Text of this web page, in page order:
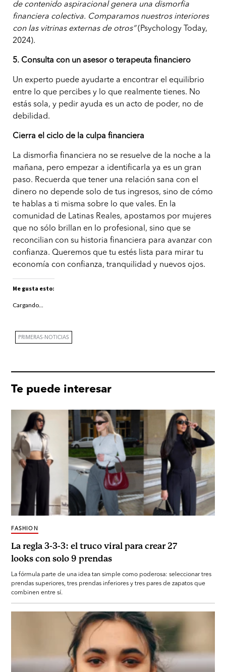
de contenido aspiracional genera una dismorfia
financiera colectiva. Comparamos nuestros interiores
con las vitrinas externas de otros”(Psychology Today,
2024).
5. Consulta con un asesor o terapeuta financiero
Un experto puede ayudarte a encontrar el equilibrio
entre lo que percibes y lo que realmente tienes. No
estás sola, y pedir ayuda es un acto de poder, no de
debilidad.
Cierra el ciclo de la culpa financiera
La dismorfia financiera no se resuelve de la noche a la
mañana, pero empezar a identificarla ya es un gran
paso. Recuerda que tener una relación sana con el
dinero no depende solo de tus ingresos, sino de cómo
te hablas a ti misma sobre lo que vales. En la
comunidad de Latinas Reales, apostamos por mujeres
que no sólo brillan en lo profesional, sino que se
reconcilian con su historia financiera para avanzar con
confianza. Queremos que tu estés lista para mirar tu
economía con confianza, tranquilidad y nuevos ojos.
Me gusta esto:
Cargando...
PRIMERAS-NOTICIAS
Te puede interesar
La regla 3-3-3: el truco viral para crear 27
looks con solo 9 prendas
FASHION
La fórmula parte de una idea tan simple como poderosa: seleccionar tres
prendas superiores, tres prendas inferiores y tres pares de zapatos que
combinen entre sí.